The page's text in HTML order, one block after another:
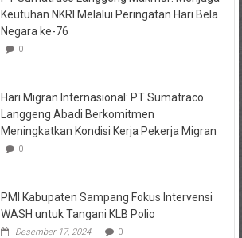
Keutuhan NKRI Melalui Peringatan Hari Bela
Negara ke-76
0
Hari Migran Internasional: PT Sumatraco
Langgeng Abadi Berkomitmen
Meningkatkan Kondisi Kerja Pekerja Migran
0
PMI Kabupaten Sampang Fokus Intervensi
WASH untuk Tangani KLB Polio
Desember 17, 2024 0